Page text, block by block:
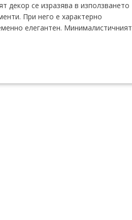
декор се изразява в използването
При него е характерно
елегантен. Минималистичният